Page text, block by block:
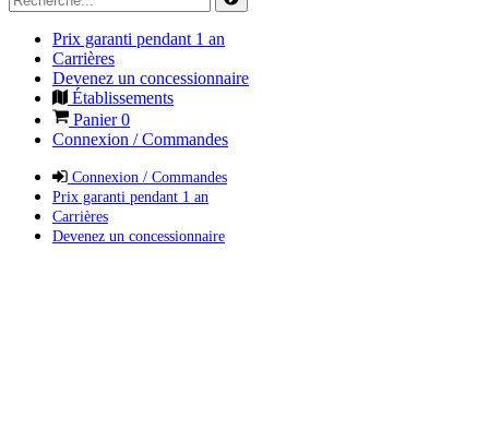
Prix garanti pendant 1 an
Carrières
Devenez un concessionnaire
Établissements
Panier0
Connexion / Commandes
Connexion / Commandes
Prix garanti pendant 1 an
Carrières
Devenez un concessionnaire